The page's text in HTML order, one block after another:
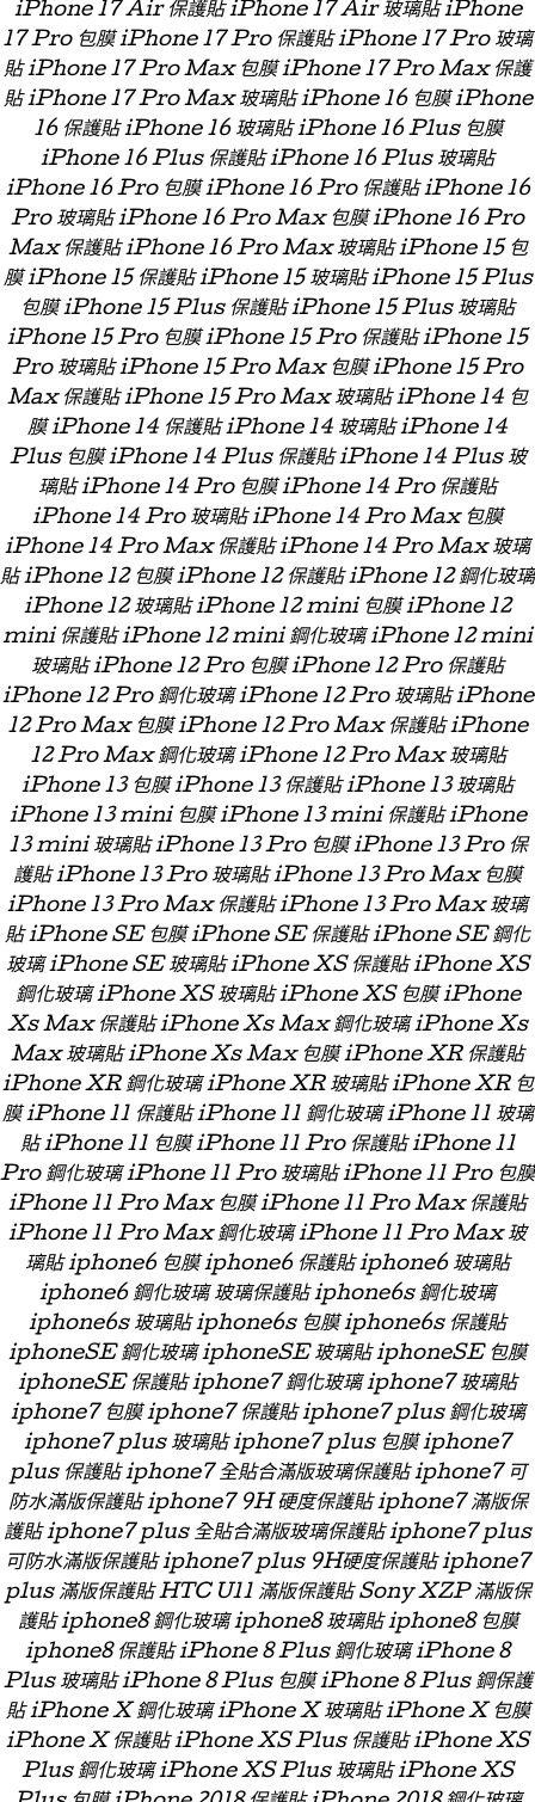
iPhone 17 Air 保護貼 iPhone 17 Air 玻璃貼 iPhone
17 Pro 包膜 iPhone 17 Pro 保護貼 iPhone 17 Pro 玻璃
貼 iPhone 17 Pro Max 包膜 iPhone 17 Pro Max 保護
貼 iPhone 17 Pro Max 玻璃貼 iPhone 16 包膜 iPhone
16 保護貼 iPhone 16 玻璃貼 iPhone 16 Plus 包膜
iPhone 16 Plus 保護貼 iPhone 16 Plus 玻璃貼
iPhone 16 Pro 包膜 iPhone 16 Pro 保護貼 iPhone 16
Pro 玻璃貼 iPhone 16 Pro Max 包膜 iPhone 16 Pro
Max 保護貼 iPhone 16 Pro Max 玻璃貼 iPhone 15 包
膜 iPhone 15 保護貼 iPhone 15 玻璃貼 iPhone 15 Plus
包膜 iPhone 15 Plus 保護貼 iPhone 15 Plus 玻璃貼
iPhone 15 Pro 包膜 iPhone 15 Pro 保護貼 iPhone 15
Pro 玻璃貼 iPhone 15 Pro Max 包膜 iPhone 15 Pro
Max 保護貼 iPhone 15 Pro Max 玻璃貼 iPhone 14 包
膜 iPhone 14 保護貼 iPhone 14 玻璃貼 iPhone 14
Plus 包膜 iPhone 14 Plus 保護貼 iPhone 14 Plus 玻
璃貼 iPhone 14 Pro 包膜 iPhone 14 Pro 保護貼
iPhone 14 Pro 玻璃貼 iPhone 14 Pro Max 包膜
iPhone 14 Pro Max 保護貼 iPhone 14 Pro Max 玻璃
貼 iPhone 12 包膜 iPhone 12 保護貼 iPhone 12 鋼化玻璃
iPhone 12 玻璃貼 iPhone 12 mini 包膜 iPhone 12
mini 保護貼 iPhone 12 mini 鋼化玻璃 iPhone 12 mini
玻璃貼 iPhone 12 Pro 包膜 iPhone 12 Pro 保護貼
iPhone 12 Pro 鋼化玻璃 iPhone 12 Pro 玻璃貼 iPhone
12 Pro Max 包膜 iPhone 12 Pro Max 保護貼 iPhone
12 Pro Max 鋼化玻璃 iPhone 12 Pro Max 玻璃貼
iPhone 13 包膜 iPhone 13 保護貼 iPhone 13 玻璃貼
iPhone 13 mini 包膜 iPhone 13 mini 保護貼 iPhone
13 mini 玻璃貼 iPhone 13 Pro 包膜 iPhone 13 Pro 保
護貼 iPhone 13 Pro 玻璃貼 iPhone 13 Pro Max 包膜
iPhone 13 Pro Max 保護貼 iPhone 13 Pro Max 玻璃
貼 iPhone SE 包膜 iPhone SE 保護貼 iPhone SE 鋼化
玻璃 iPhone SE 玻璃貼 iPhone XS 保護貼 iPhone XS
鋼化玻璃 iPhone XS 玻璃貼 iPhone XS 包膜 iPhone
Xs Max 保護貼 iPhone Xs Max 鋼化玻璃 iPhone Xs
Max 玻璃貼 iPhone Xs Max 包膜 iPhone XR 保護貼
iPhone XR 鋼化玻璃 iPhone XR 玻璃貼 iPhone XR 包
膜 iPhone 11 保護貼 iPhone 11 鋼化玻璃 iPhone 11 玻璃
貼 iPhone 11 包膜 iPhone 11 Pro 保護貼 iPhone 11
Pro 鋼化玻璃 iPhone 11 Pro 玻璃貼 iPhone 11 Pro 包膜
iPhone 11 Pro Max 包膜 iPhone 11 Pro Max 保護貼
iPhone 11 Pro Max 鋼化玻璃 iPhone 11 Pro Max 玻
璃貼 iphone6 包膜 iphone6 保護貼 iphone6 玻璃貼
iphone6 鋼化玻璃 玻璃保護貼 iphone6s 鋼化玻璃
iphone6s 玻璃貼 iphone6s 包膜 iphone6s 保護貼
iphoneSE 鋼化玻璃 iphoneSE 玻璃貼 iphoneSE 包膜
iphoneSE 保護貼 iphone7 鋼化玻璃 iphone7 玻璃貼
iphone7 包膜 iphone7 保護貼 iphone7 plus 鋼化玻璃
iphone7 plus 玻璃貼 iphone7 plus 包膜 iphone7
plus 保護貼 iphone7 全貼合滿版玻璃保護貼 iphone7 可
防水滿版保護貼 iphone7 9H 硬度保護貼 iphone7 滿版保
護貼 iphone7 plus 全貼合滿版玻璃保護貼 iphone7 plus
可防水滿版保護貼 iphone7 plus 9H硬度保護貼 iphone7
plus 滿版保護貼 HTC U11 滿版保護貼 Sony XZP 滿版保
護貼 iphone8 鋼化玻璃 iphone8 玻璃貼 iphone8 包膜
iphone8 保護貼 iPhone 8 Plus 鋼化玻璃 iPhone 8
Plus 玻璃貼 iPhone 8 Plus 包膜 iPhone 8 Plus 鋼保護
貼 iPhone X 鋼化玻璃 iPhone X 玻璃貼 iPhone X 包膜
iPhone X 保護貼 iPhone XS Plus 保護貼 iPhone XS
Plus 鋼化玻璃 iPhone XS Plus 玻璃貼 iPhone XS